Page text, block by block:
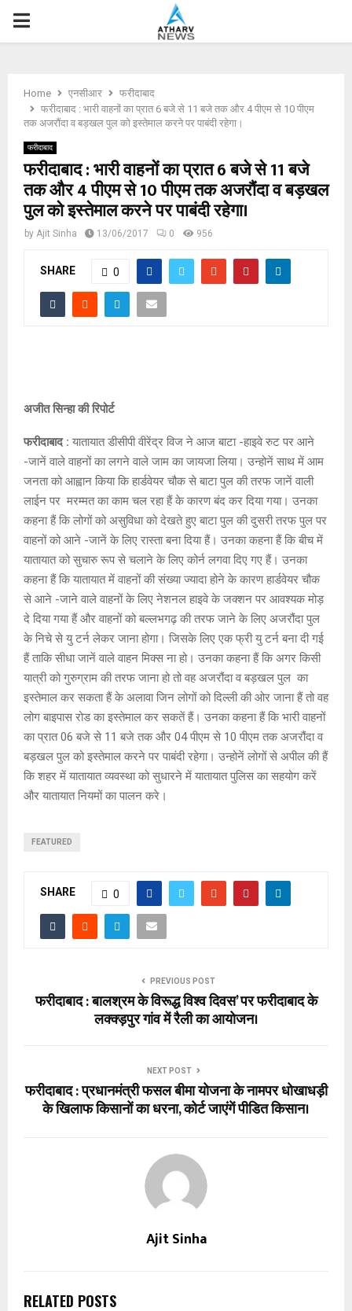
P
M
A
N
U
Home एनसीआर
फरीदाबाद
फरीदाबाद : भारी वाहनों का प्रात 6 बजे से 11 बजे तक और 4 पीएम से 10 पीएम
तक अजरौंदा व बड़खल पुल को इस्तेमाल करने पर पाबंदी रहेगा।
फरीदाबाद
फरीदाबाद : भारी वाहनों का प्रात 6 बजे से 11 बजे
तक और 4 पीएम से 10 पीएम तक अजरौंदा व बड़खल
पुल को इस्तेमाल करने पर पाबंदी रहेगा।
by Ajit Sinha 13/06/2017 0 956
SHARE 0
अजीत सिन्हा की रिपोर्ट
फरीदाबाद : यातायात डीसीपी वीरेंद्र विज ने आज बाटा -हाइवे रुट पर आने
-जानें वाले वाहनों का लगने वाले जाम का जायजा लिया। उन्होनें साथ में आम
जनता को आह्वान किया कि हार्डवेयर चौक से बाटा पुल की तरफ जानें वाली
लाईन पर मरम्मत का काम चल रहा हैं के कारण बंद कर दिया गया। उनका
कहना हैं कि लोगों को असुविधा को देखते हुए बाटा पुल की दुसरी तरफ पुल पर
वाहनों को आने -जानें के लिए रास्ता बना दिया हैं। उनका कहना हैं कि बीच में
यातायात को सुचारु रूप से चलाने के लिए कोर्न लगवा दिए गए हैं। उनका
कहना हैं कि यातायात में वाहनों की संख्या ज्यादा होने के कारण हार्डवेयर चौक
से आने -जाने वाले वाहनों के लिए नेशनल हाइवे के जक्शन पर आवश्यक मोड़
दे दिया गया हैं और वाहनों को बल्लभगढ़ की तरफ जाने के लिए अजरौंदा पुल
के निचे से यु टर्न लेकर जाना होगा। जिसके लिए एक फ्री यु टर्न बना दी गई
हैं ताकि सीधा जानें वाले वाहन मिक्स ना हो। उनका कहना हैं कि अगर किसी
यात्री को गुरुग्राम की तरफ जाना हो तो वह अजरौंदा व बड़खल पुल का
इस्तेमाल कर सकता हैं के अलावा जिन लोगों को दिल्ली की ओर जाना हैं तो वह
लोग बाइपास रोड का इस्तेमाल कर सकतें हैं। उनका कहना हैं कि भारी वाहनों
का प्रात 06 बजे से 11 बजे तक और 04 पीएम से 10 पीएम तक अजरौंदा व
बड़खल पुल को इस्तेमाल करने पर पाबंदी रहेगा। उन्होनें लोगों से अपील की हैं
कि शहर में यातायात व्यवस्था को सुधारने में यातायात पुलिस का सहयोग करें
और यातायात नियमों का पालन करे।
FEATURED
SHARE 0
PREVIOUS POST
फरीदाबाद : बालश्रम के विरूद्ध विश्व दिवस’ पर फरीदाबाद के
लक्क्ड़पुर गांव में रैली का आयोजन।
NEXT POST
फरीदाबाद : प्रधानमंत्री फसल बीमा योजना के नामपर धोखाधड़ी
के खिलाफ किसानों का धरना, कोर्ट जाएंगें पीडित किसान।
Ajit Sinha
RELATED POSTS